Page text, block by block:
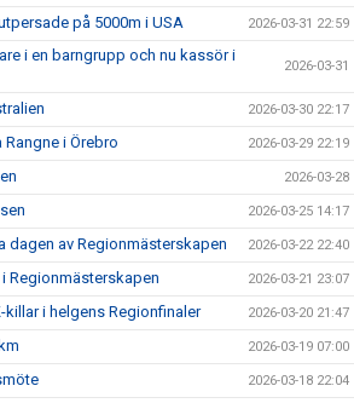
på 5000m i USA 2026-03-31 22:59
i en barngrupp och nu kassör i
2026-03-31
2026-03-30 22:17
i Örebro 2026-03-29 22:19
2026-03-28
2026-03-25 14:17
dagen av Regionmästerskapen 2026-03-22 22:40
Regionmästerskapen 2026-03-21 23:07
killar i helgens Regionfinaler 2026-03-20 21:47
2026-03-19 07:00
2026-03-18 22:04